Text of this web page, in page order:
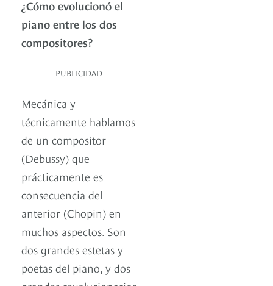
¿Cómo evolucionó el
piano entre los dos
compositores?
PUBLICIDAD
Mecánica y
técnicamente hablamos
de un compositor
(Debussy) que
prácticamente es
consecuencia del
anterior (Chopin) en
muchos aspectos. Son
dos grandes estetas y
poetas del piano, y dos